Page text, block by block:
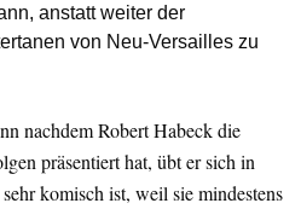
anstatt weiter der
von Neu-Versailles zu
nachdem Robert Habeck die
präsentiert hat, übt er sich in
komisch ist, weil sie mindestens